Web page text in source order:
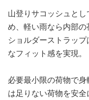
山登りサコッシュと
め、軽い雨なら内部の
ショルダーストラッ
なフィット感を実現。
必要最小限の荷物で
は足りない荷物を安